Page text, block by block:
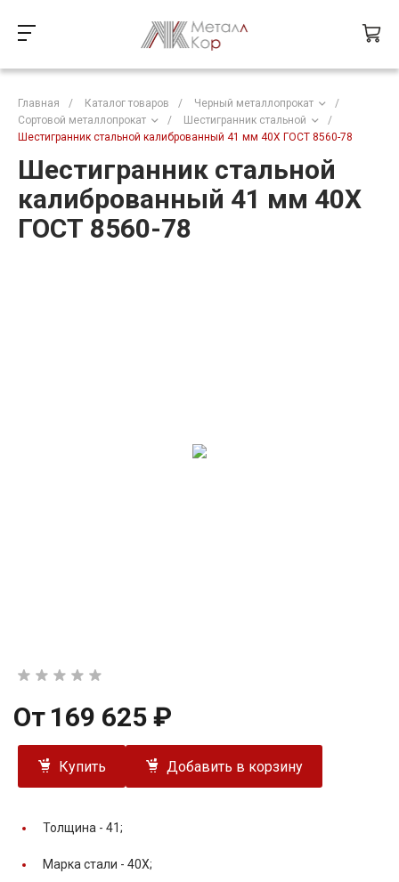
Главная / Каталог товаров / Черный металлопрокат
/
Сортовой металлопрокат
/ Шестигранник стальной
/
Шестигранник стальной калиброванный 41 мм 40Х ГОСТ 8560-78
Шестигранник стальной
калиброванный 41 мм 40Х
ГОСТ 8560-78
От 169 625 ₽
Купить Добавить в корзину
Толщина - 41;
Марка стали - 40Х;